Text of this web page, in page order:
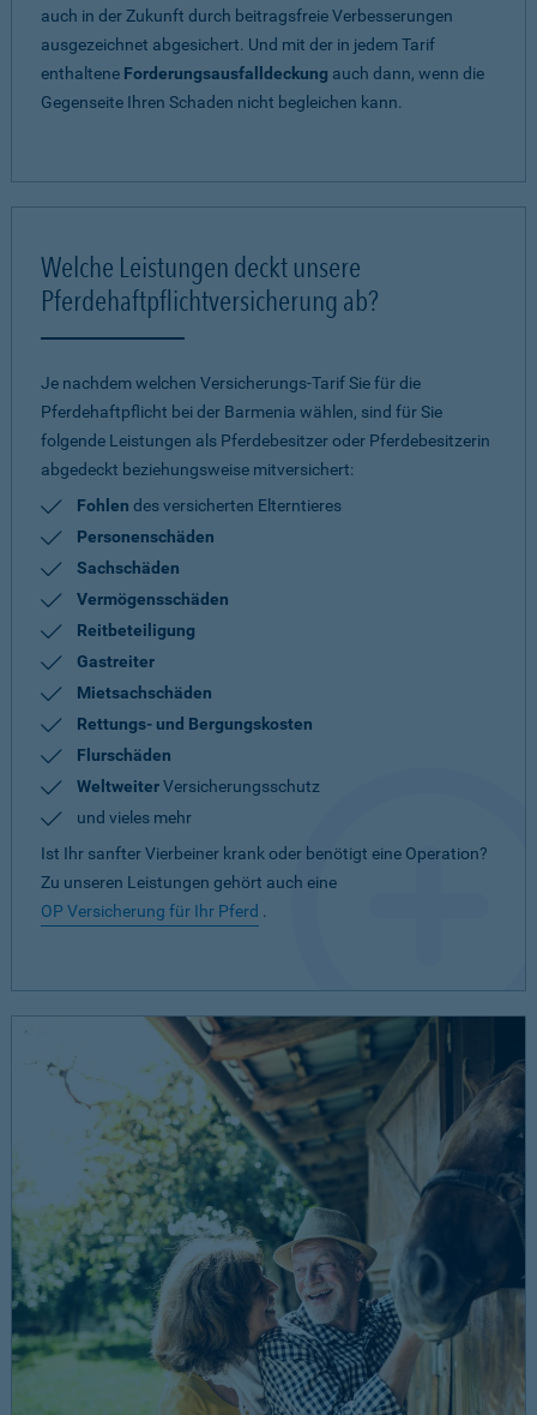
auch in der Zukunft durch beitragsfreie Verbesserungen
ausgezeichnet abgesichert. Und mit der in jedem Tarif
enthaltene Forderungsausfalldeckung auch dann, wenn die
Gegenseite Ihren Schaden nicht begleichen kann.
Welche Leistungen deckt unsere
Pferdehaftpflichtversicherung ab?
Je nachdem welchen Versicherungs-Tarif Sie für die
Pferdehaftpflicht bei der Barmenia wählen, sind für Sie
folgende Leistungen als Pferdebesitzer oder Pferdebesitzerin
abgedeckt beziehungsweise mitversichert:
Fohlen des versicherten Elterntieres
Personenschäden
Sachschäden
Vermögensschäden
Reitbeteiligung
Gastreiter
Mietsachschäden
Rettungs- und Bergungskosten
Flurschäden
WeltweiterVersicherungsschutz
und vieles mehr
Ist Ihr sanfter Vierbeiner krank oder benötigt eine Operation?
Zu unseren Leistungen gehört auch eine
OP Versicherung für Ihr Pferd .